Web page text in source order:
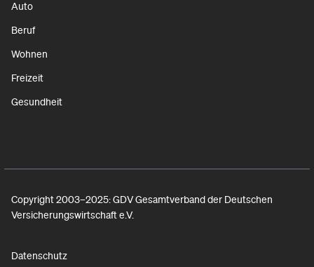
Auto
Beruf
Wohnen
Freizeit
Gesundheit
Copyright 2003–2025: GDV Gesamtverband der Deutschen
Versicherungswirtschaft e.V.
Datenschutz